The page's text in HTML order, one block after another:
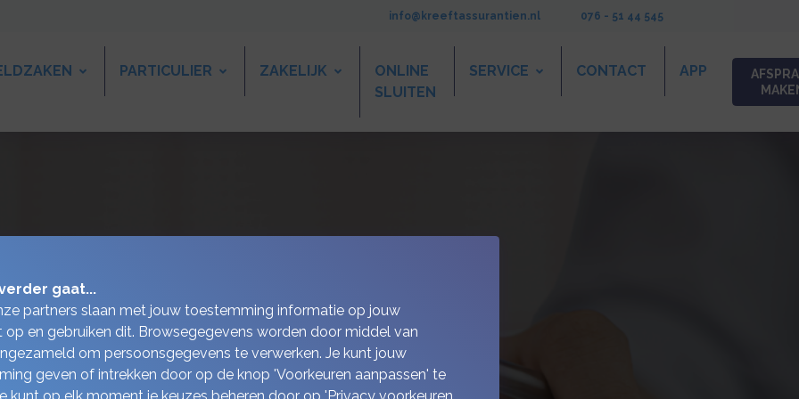
info@kreeftassurantien.nl 076 - 51 44 545
PARTICULIER ZAKELIJK
ONLINE
SLUITEN
SERVICE CONTACT APP
gaat...
partners slaan met jouw toestemming informatie op jouw
op en gebruiken dit. Browsegegevens worden door middel van
om persoonsgegevens te verwerken. Je kunt jouw
geven of intrekken door op de knop 'Voorkeuren aanpassen' te
kunt op elk moment je keuzes beheren door op 'Privacy voorkeuren